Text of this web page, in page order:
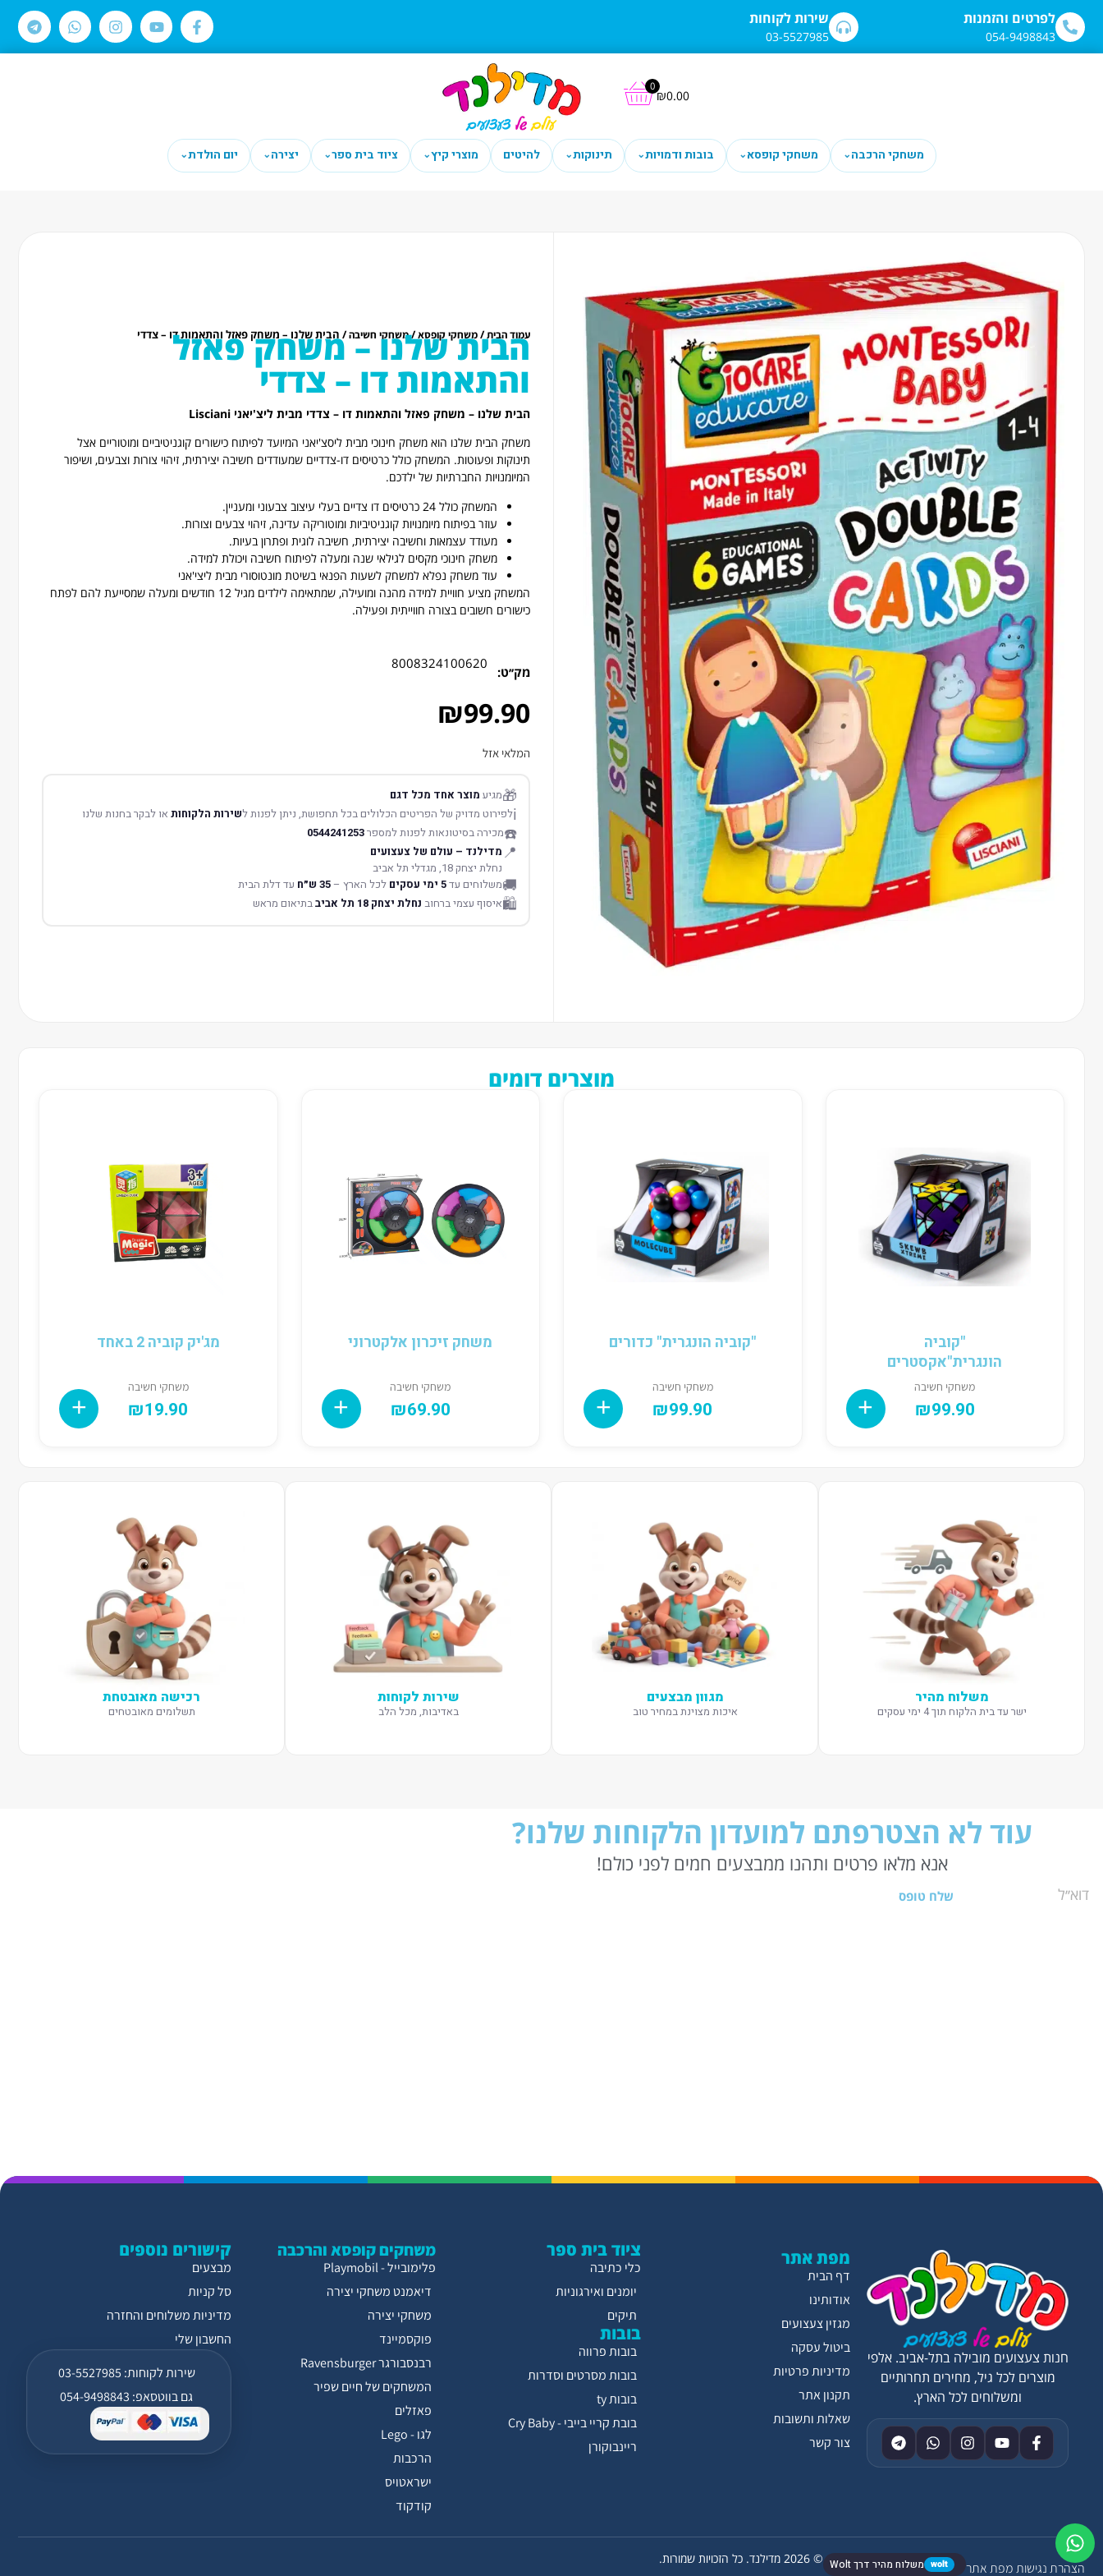
לתוכן שירות לקוחות
03-5527985
לפרטים והזמנות
054-9498843
₪0.00
0
משחקי הרכבה⌄ משחקי קופסא⌄ בובות ודמויות⌄ תינוקות⌄ להיטים מוצרי קיץ⌄ ציוד בית ספר⌄ יצירה⌄ יום הולדת⌄
עמוד הבית/משחקי קופסא/משחקי חשיבה/ הבית שלנו – משחק פאזל והתאמות דו – צדדי
הבית שלנו – משחק פאזל
והתאמות דו – צדדי
הבית שלנו – משחק פאזל והתאמות דו – צדדי מבית ליצ'יאני Lisciani
משחק הבית שלנו הוא משחק חינוכי מבית ליסצ'יאני המיועד לפיתוח כישורים קוגניטיביים ומוטוריים אצל
תינוקות ופעוטות. המשחק כולל כרטיסים דו-צדדיים שמעודדים חשיבה יצירתית, זיהוי צורות וצבעים, ושיפור
המיומנויות החברתיות של ילדכם.
המשחק כולל 24 כרטיסים דו צדיים בעלי עיצוב צבעוני ומעניין.
עוזר בפיתוח מיומנויות קוגניטיביות ומוטוריקה עדינה, זיהוי צבעים וצורות.
מעודד עצמאות וחשיבה יצירתית, חשיבה לוגית ופתרון בעיות.
משחק חינוכי מקסים לגילאי שנה ומעלה לפיתוח חשיבה ויכולת למידה.
עוד משחק נפלא למשחק לשעות הפנאי בשיטת מונטוסורי מבית ליצי'אני
המשחק מציע חוויית למידה מהנה ומועילה, שמתאימה לילדים מגיל 12 חודשים ומעלה שמסייעת להם לפתח
כישורים חשובים בצורה חווייתית ופעילה.
מק׳׳ט:
8008324100620
₪99.90
המלאי אזל
🎁מגיע מוצר אחד מכל דגם
ℹ️לפירוט מדויק של הפריטים הכלולים בכל תחפושת, ניתן לפנות לשירות הלקוחותאו לבקר בחנות שלנו
☎️מכירה בסיטונאות לפנות למספר0544241253
📍 מדילנד – עולם של צעצועים
נחלת יצחק 18, מגדלי תל אביב
🚚משלוחים עד5 ימי עסקים לכל הארץ –35 ש״ח עד דלת הבית
🛍️איסוף עצמי ברחוב נחלת יצחק 18 תל אביב בתיאום מראש
מוצרים דומים
"קוביה
הונגרית"אקסטרים
משחקי חשיבה
₪99.90
"קוביה הונגרית" כדורים
משחקי חשיבה
₪99.90
משחק זיכרון אלקטרוני
משחקי חשיבה
₪69.90
מג'יק קוביה 2 באחד
משחקי חשיבה
₪19.90
משלוח מהיר
ישר עד בית הלקוח תוך 4 ימי עסקים
מגוון מבצעים
איכות מצוינת במחיר טוב
שירות לקוחות
באדיבות, מכל הלב
רכישה מאובטחת
תשלומים מאובטחים
עוד לא הצטרפתם למועדון הלקוחות שלנו?
אנא מלאו פרטים ותהנו ממבצעים חמים לפני כולם!
שלח טופס
הצהרת נגישותמפת אתר wolt משלוח מהיר דרך Wolt © 2026 מדילנד. כל הזכויות שמורות.
קישורים נוספים
מבצעים
סל קניות
מדיניות משלוחים והחזרה
החשבון שלי
שירות לקוחות: 03-5527985
גם בווטסאפ: 054-9498843
משחקים קופסא והרכבה
פלימובייל - Playmobil
דיאמנט משחקי יצירה
משחקי יצירה
פוקסמיינד
רבנסבורגר Ravensburger
המשחקים של חיים שפיר
פאזלים
לגו - Lego
הרכבות
ישראטויס
קודקוד
ציוד בית ספר
כלי כתיבה
יומנים ואירגוניות
תיקים
בובות
בובות פרווה
בובות מסרטים וסדרות
בובות ty
בובת קריי בייבי - Cry Baby
ריינבוקורן
מפת אתר
דף הבית
אודותינו
מגזין צעצועים
ביטול עסקה
מדיניות פרטיות
תקנון אתר
שאלות ותשובות
צור קשר
חנות צעצועים מובילה בתל-אביב. אלפי
מוצרים לכל גיל, מחירים תחרותיים
ומשלוחים לכל הארץ.